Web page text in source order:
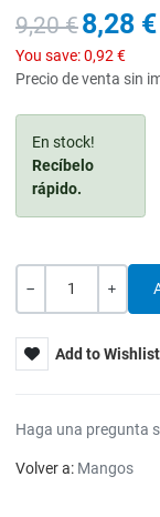
9,20 €8,28 €
You save:0,92 €
Precio de venta sin
En stock!
Recíbelo
rápido.
Cantidad
Add to Wishlist
Haga una pregunta
Volver a: Mangos